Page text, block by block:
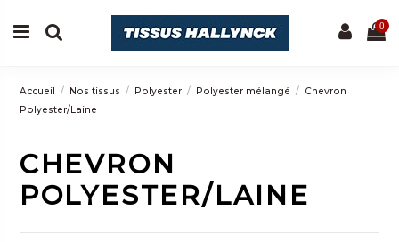
0
Accueil Nos tissus Polyester Polyester mélangé
Chevron
Polyester/Laine
CHEVRON
POLYESTER/LAINE